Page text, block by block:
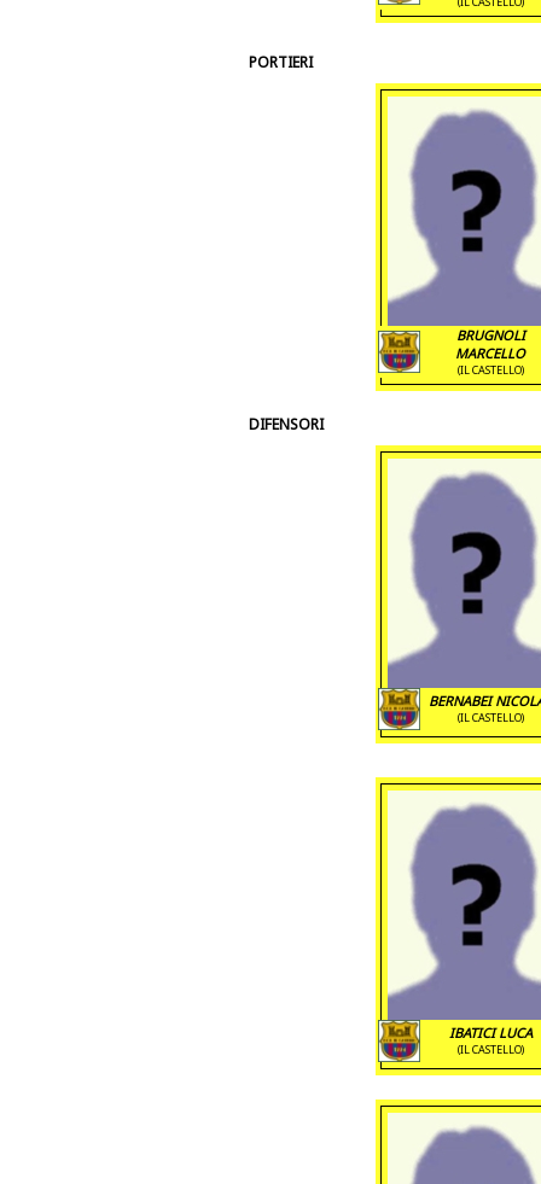
PORTIERI
BRUGNOLI
MARCELLO
(IL CASTELLO)
DIFENSORI
BERNABEI
(IL CASTELLO)
IBATICI LUCA
(IL CASTELLO)